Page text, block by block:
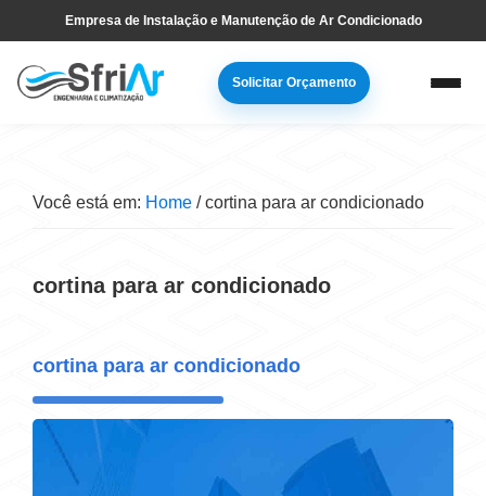
para
navegação
to
main
Empresa de Instalação e Manutenção de Ar Condicionado
Solicitar Orçamento
Você está em: Home /cortina para ar condicionado
cortina para ar condicionado
cortina para ar condicionado